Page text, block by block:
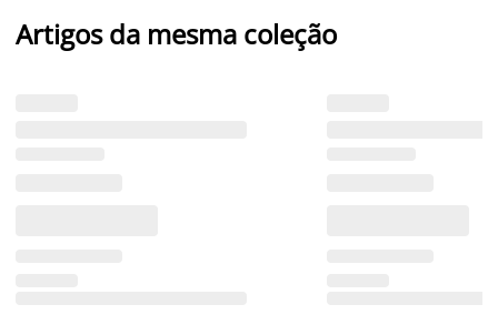
Artigos da mesma coleção